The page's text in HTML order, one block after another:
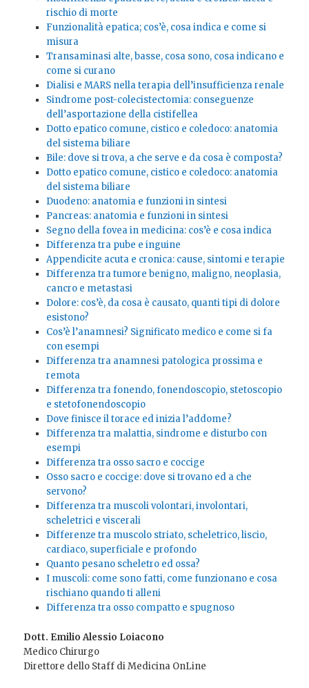
rischio di morte
Funzionalità epatica; cos’è, cosa indica e come si
misura
Transaminasi alte, basse, cosa sono, cosa indicano e
come si curano
Dialisi e MARS nella terapia dell’insufficienza renale
Sindrome post-colecistectomia: conseguenze
dell’asportazione della cistifellea
Dotto epatico comune, cistico e coledoco: anatomia
del sistema biliare
Bile: dove si trova, a che serve e da cosa è composta?
Dotto epatico comune, cistico e coledoco: anatomia
del sistema biliare
Duodeno: anatomia e funzioni in sintesi
Pancreas: anatomia e funzioni in sintesi
Segno della fovea in medicina: cos’è e cosa indica
Differenza tra pube e inguine
Appendicite acuta e cronica: cause, sintomi e terapie
Differenza tra tumore benigno, maligno, neoplasia,
cancro e metastasi
Dolore: cos’è, da cosa è causato, quanti tipi di dolore
esistono?
Cos’è l’anamnesi? Significato medico e come si fa
con esempi
Differenza tra anamnesi patologica prossima e
remota
Differenza tra fonendo, fonendoscopio, stetoscopio
e stetofonendoscopio
Dove finisce il torace ed inizia l’addome?
Differenza tra malattia, sindrome e disturbo con
esempi
Differenza tra osso sacro e coccige
Osso sacro e coccige: dove si trovano ed a che
servono?
Differenza tra muscoli volontari, involontari,
scheletrici e viscerali
Differenze tra muscolo striato, scheletrico, liscio,
cardiaco, superficiale e profondo
Quanto pesano scheletro ed ossa?
I muscoli: come sono fatti, come funzionano e cosa
rischiano quando ti alleni
Differenza tra osso compatto e spugnoso
Dott. Emilio Alessio Loiacono
Medico Chirurgo
Direttore dello Staff di Medicina OnLine